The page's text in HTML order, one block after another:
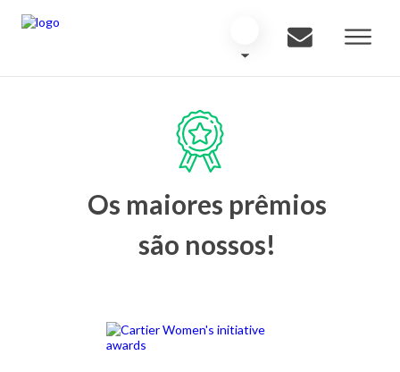
Os maiores prêmios
são nossos!